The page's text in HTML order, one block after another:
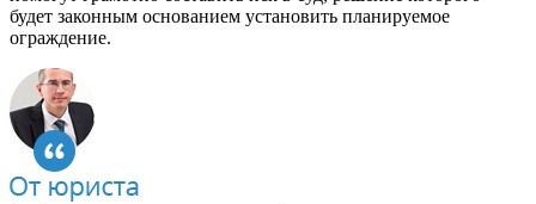
будет законным основанием установить планируемое
ограждение.